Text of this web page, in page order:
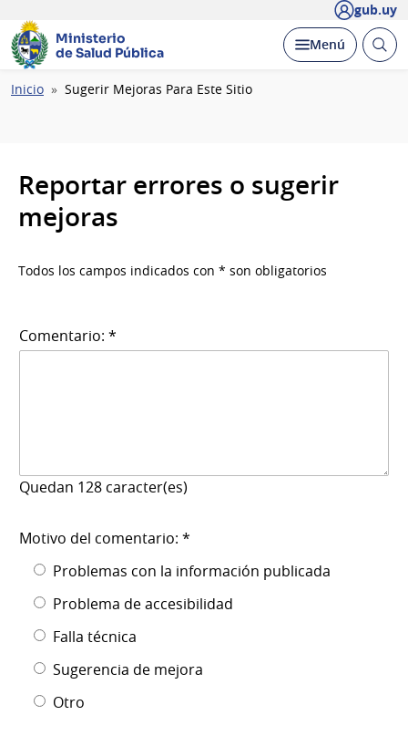
gub.uy
Ministerio
de Salud Pública
Desplegar
Menú Abrir
Ruta
Inicio Sugerir Mejoras Para Este Sitio
Reportar errores o sugerir
mejoras
Todos los campos indicados con * son obligatorios
Comentario: *
Quedan 128 caracter(es)
Motivo del comentario: *
Problemas con la información publicada
Problema de accesibilidad
Falla técnica
Sugerencia de mejora
Otro